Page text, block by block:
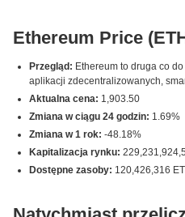
Ethereum Price
Przegląd: Ethereum to druga co
aplikacji zdecentralizowanych,
Aktualna cena: 1,903.50
Zmiana w ciągu 24 godzin: 1.69%
Zmiana w 1 rok: -48.18%
Kapitalizacja rynku:
Dostępne zasoby: 120,426,316